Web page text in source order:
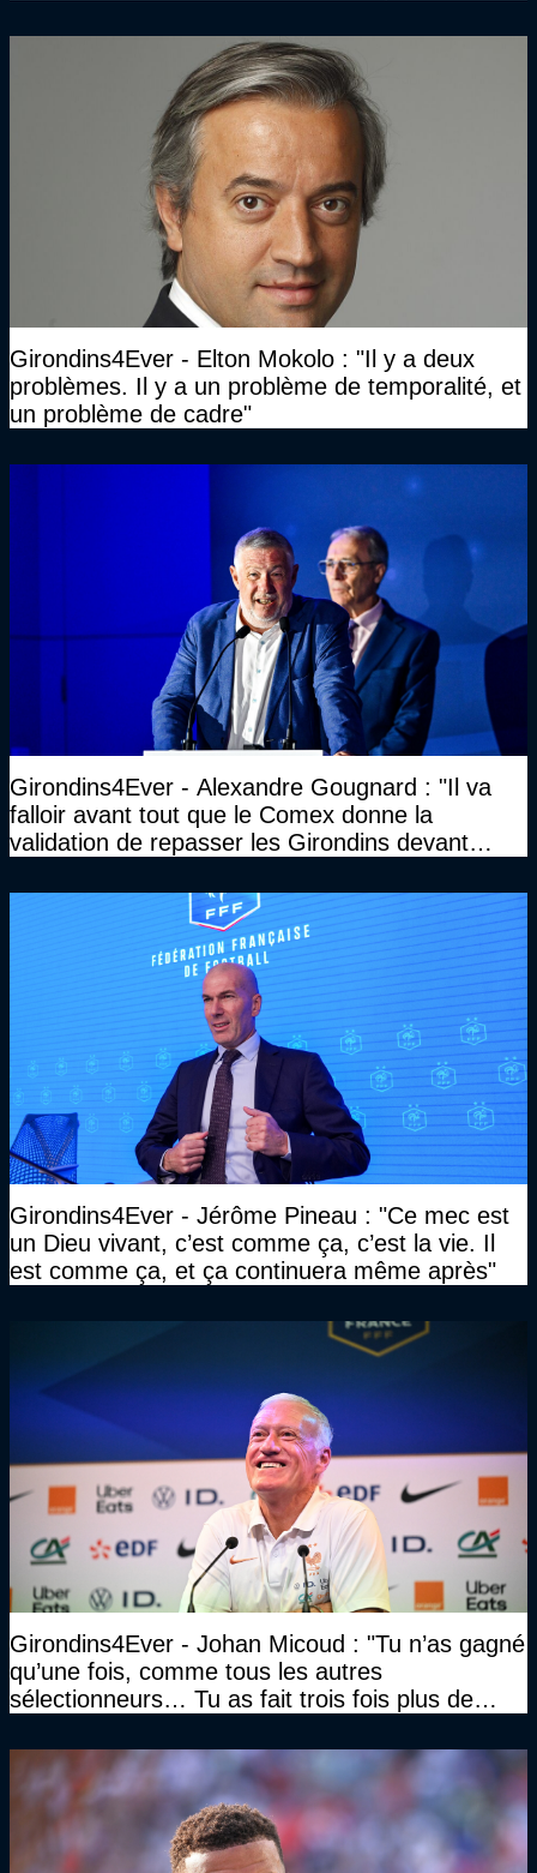
Girondins4Ever - Elton Mokolo : "Il y a deux
problèmes. Il y a un problème de temporalité, et
un problème de cadre"
Girondins4Ever - Alexandre Gougnard : "Il va
falloir avant tout que le Comex donne la
validation de repasser les Girondins devant
Girondins4Ever - Jérôme Pineau : "Ce mec est
un Dieu vivant, c’est comme ça, c’est la vie. Il
est comme ça, et ça continuera même après"
Girondins4Ever - Johan Micoud : "Tu n’as gagné
qu’une fois, comme tous les autres
sélectionneurs… Tu as fait trois fois plus de